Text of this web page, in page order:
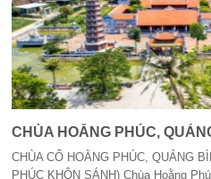
CHÙA HOẰNG PHÚC,
CHÙA CỔ HOẰNG PHÚC, QUẢNG
PHÚC KHÔN SÁNH) Chùa Hoằng